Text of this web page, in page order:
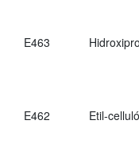
E463
E462 Etil-